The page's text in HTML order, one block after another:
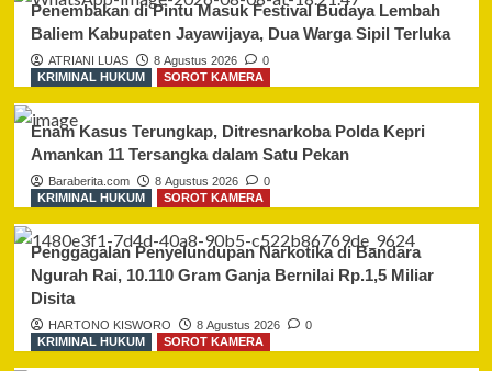
Penembakan di Pintu Masuk Festival Budaya Lembah
Baliem Kabupaten Jayawijaya, Dua Warga Sipil Terluka
ATRIANI LUAS 8 Agustus 2026
0
KRIMINAL HUKUM
SOROT KAMERA
Enam Kasus Terungkap, Ditresnarkoba Polda Kepri
Amankan 11 Tersangka dalam Satu Pekan
Baraberita.com 8 Agustus 2026
0
KRIMINAL HUKUM
SOROT KAMERA
Penggagalan Penyelundupan Narkotika di Bandara
Ngurah Rai, 10.110 Gram Ganja Bernilai Rp.1,5 Miliar
Disita
HARTONO KISWORO 8 Agustus 2026
0
KRIMINAL HUKUM
SOROT KAMERA